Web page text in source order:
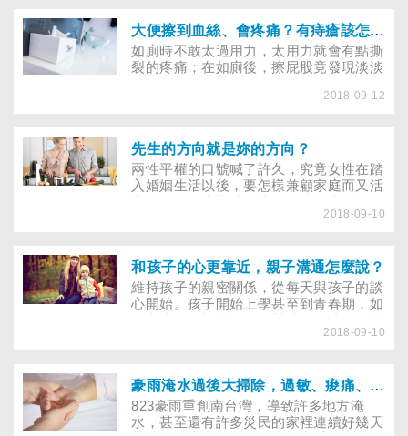
飲料全糖的添加糖量及該糖量所含熱量，
但這樣的標示規定真的有讓民眾更好理解
嗎？
大便擦到血絲、會疼痛？有痔瘡該怎麼辦
如廁時不敢太過用力，太用力就會有點撕
裂的疼痛；在如廁後，擦屁股竟發現淡淡
有一顆東西……？這些是「痔瘡」的症狀
發？
2018-09-12
先生的方向就是妳的方向？
兩性平權的口號喊了許久，究竟女性在踏
入婚姻生活以後，要怎樣兼顧家庭而又活
神經科學研究所教授洪蘭，以女性觀點來
2018-09-10
和孩子的心更靠近，親子溝通怎麼說？
維持孩子的親密關係，從每天與孩子的談
心開始。孩子開始上學甚至到青春期，如
化，父母的談心方式可不能總是「今天過
近孩子的心，父母如何接招？
2018-09-10
豪雨淹水過後大掃除，過敏、痠痛、風寒，如何緩解？
823豪雨重創南台灣，導致許多地方淹
水，甚至還有許多災民的家裡連續好幾天